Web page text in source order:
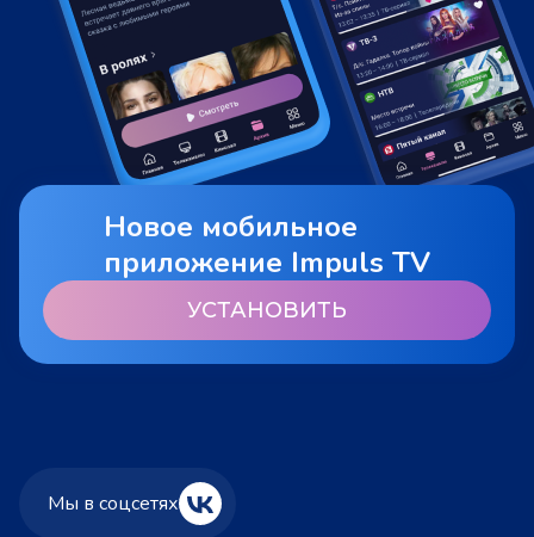
Новое мобильное
приложение Impuls TV
УСТАНОВИТЬ
Мы в соцсетях